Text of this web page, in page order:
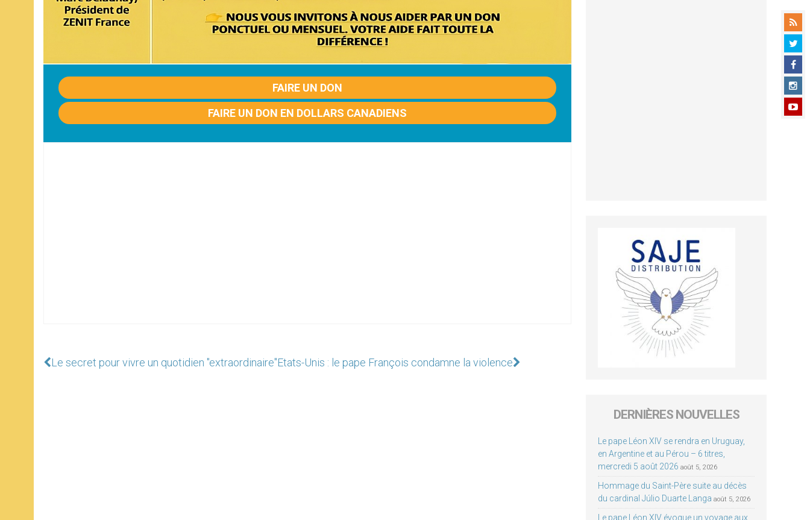
FAIRE UN DON
FAIRE UN DON EN DOLLARS CANADIENS
Le secret pour vivre un quotidien "extraordinaire"Etats-Unis : le pape François condamne la violence
DERNIÈRES NOUVELLES
Le pape Léon XIV se rendra en Uruguay,
en Argentine et au Pérou – 6 titres,
mercredi 5 août 2026 août 5, 2026
Hommage du Saint-Père suite au décès
du cardinal Júlio Duarte Langa août 5, 2026
Le pape Léon XIV évoque un voyage aux